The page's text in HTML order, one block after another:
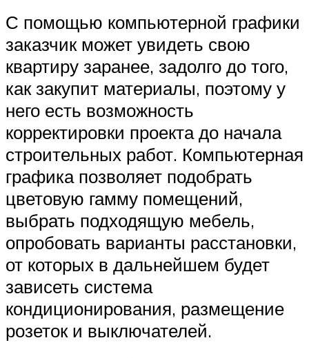
С помощью компьютерной графики
заказчик может увидеть свою
квартиру заранее, задолго до того,
как закупит материалы, поэтому у
него есть возможность
корректировки проекта до начала
строительных работ. Компьютерная
графика позволяет подобрать
цветовую гамму помещений,
выбрать подходящую мебель,
опробовать варианты расстановки,
от которых в дальнейшем будет
зависеть система
кондиционирования, размещение
розеток и выключателей.